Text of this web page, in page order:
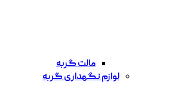
مالت گربه
لوازم نگهداری گربه